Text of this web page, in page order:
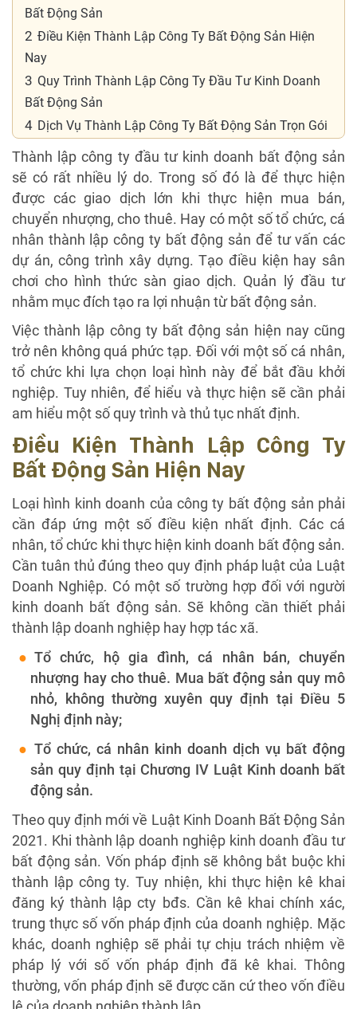
Bất Động Sản
2 Điều Kiện Thành Lập Công Ty Bất Động Sản Hiện
Nay
3 Quy Trình Thành Lập Công Ty Đầu Tư Kinh Doanh
Bất Động Sản
4 Dịch Vụ Thành Lập Công Ty Bất Động Sản Trọn Gói
Thành lập công ty đầu tư kinh doanh bất động sản
sẽ có rất nhiều lý do. Trong số đó là để thực hiện
được các giao dịch lớn khi thực hiện mua bán,
chuyển nhượng, cho thuê. Hay có một số tổ chức, cá
nhân thành lập công ty bất động sản để tư vấn các
dự án, công trình xây dựng. Tạo điều kiện hay sân
chơi cho hình thức sàn giao dịch. Quản lý đầu tư
nhằm mục đích tạo ra lợi nhuận từ bất động sản.
Việc thành lập công ty bất động sản hiện nay cũng
trở nên không quá phức tạp. Đối với một số cá nhân,
tổ chức khi lựa chọn loại hình này để bắt đầu khởi
nghiệp. Tuy nhiên, để hiểu và thực hiện sẽ cần phải
am hiểu một số quy trình và thủ tục nhất định.
Điều Kiện Thành Lập Công Ty
Bất Động Sản Hiện Nay
Loại hình kinh doanh của công ty bất động sản phải
cần đáp ứng một số điều kiện nhất định. Các cá
nhân, tổ chức khi thực hiện kinh doanh bất động sản.
Cần tuân thủ đúng theo quy định pháp luật của Luật
Doanh Nghiệp. Có một số trường hợp đối với người
kinh doanh bất động sản. Sẽ không cần thiết phải
thành lập doanh nghiệp hay hợp tác xã.
Tổ chức, hộ gia đình, cá nhân bán, chuyển
nhượng hay cho thuê. Mua bất động sản quy mô
nhỏ, không thường xuyên quy định tại Điều 5
Nghị định này;
Tổ chức, cá nhân kinh doanh dịch vụ bất động
sản quy định tại Chương IV Luật Kinh doanh bất
động sản.
Theo quy định mới về Luật Kinh Doanh Bất Động Sản
2021. Khi thành lập doanh nghiệp kinh doanh đầu tư
bất động sản. Vốn pháp định sẽ không bắt buộc khi
thành lập công ty. Tuy nhiện, khi thực hiện kê khai
đăng ký thành lập cty bđs. Cần kê khai chính xác,
trung thực số vốn pháp định của doanh nghiệp. Mặc
khác, doanh nghiệp sẽ phải tự chịu trách nhiệm về
pháp lý với số vốn pháp định đã kê khai. Thông
thường, vốn pháp định sẽ được căn cứ theo vốn điều